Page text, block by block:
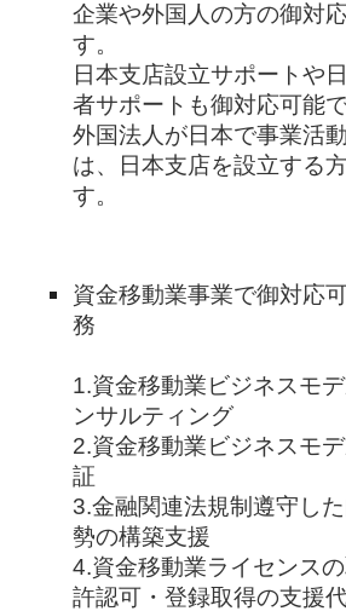
企業や外国人の方の御対
す。
日本支店設立サポートや
者サポートも御対応可能で
外国法人が日本で事業活
は、日本支店を設立する
す。
資金移動業事業で御対応
務
1.資金移動業ビジネスモ
ンサルティング
2.資金移動業ビジネスモ
証
3.金融関連法規制遵守し
勢の構築支援
4.資金移動業ライセンス
許認可・登録取得の支援